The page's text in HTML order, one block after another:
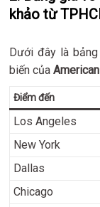
khảo từ
Dưới đây là
biến của
Điểm đến
Los Angeles
New York
Dallas
Chicago